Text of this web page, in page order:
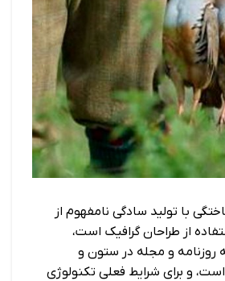
با تولید سادگی نامفهوم از
از طراحان گرافیک است،
روزنامه و مجله در ستون و
و برای شرایط فعلی تکنولوژی